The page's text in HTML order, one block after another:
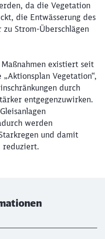
da die Vegetation
die Entwässerung des
Strom-Überschlägen
existiert seit
Vegetation“,
durch
entgegenzuwirken.
werden
und damit
reduziert.
Schließen
Weiter